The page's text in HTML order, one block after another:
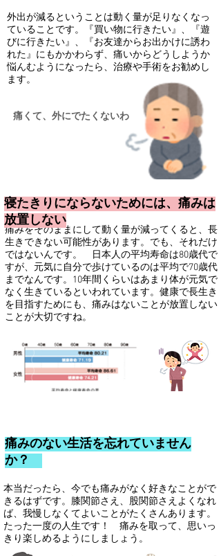
外出が減るということは動く量が足りなくなっ
ていることです。『買い物に行きたい』、『遊
びに行きたい』、『お友達からお出かけに誘わ
れた』にもかかわらず、痛いからどうしようか
悩んむようになったら、治療や手術をお勧めし
ます。
痛くて、外にでたくないわ
痛みをそのままにして動く量が減ってくると、長
生きできない可能性があります。でも、それだけ
ではないんです。 日本人の平均寿命は80歳代で
すが、元気に自分で歩けているのは平均で70歳代
までなんです。10年間くらいはあまり体が元気で
なく生きているといわれています。健康で長生き
を目指すためにも、痛みはないことが放置しない
ことが大切ですね。
寝たきりにならないためには、痛みは
放置しない
痛みのない生活を忘れていません
か？
本当だったら、今でも痛みがなく好きなことがで
きるはずです。膝関節さえ、股関節さえよくなれ
ば、我慢しなくてよいことがたくさんあります。
たった一度の人生です！ 痛みを取って、思いっ
きり楽しめるようにしましょう。